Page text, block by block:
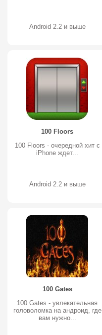
Android 2.2 и выше
100 Floors
100 Floors - очередной хит с
iPhone ждет...
Android 2.2 и выше
100 Gates
100 Gates - увлекательная
головоломка на андроид, где
вам нужно...